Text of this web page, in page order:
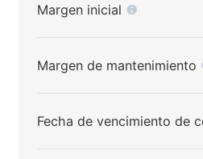
Margen inicial
Margen de mantenimiento
Fecha de vencimiento de